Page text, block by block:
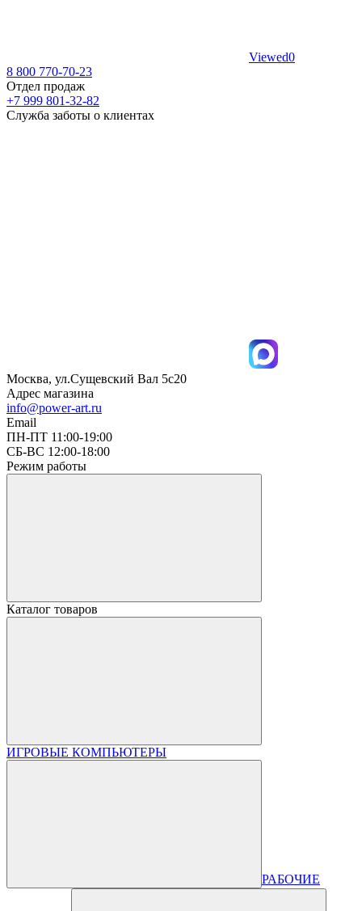
Viewed0
8 800 770-70-23
Отдел продаж
+7 999 801-32-82
Служба заботы о клиентах
Москва, ул.Сущевский Вал 5с20
Адрес магазина
info@power-art.ru
Email
ПН-ПТ 11:00-19:00
СБ-ВС 12:00-18:00
Режим работы
Каталог товаров
ИГРОВЫЕ КОМПЬЮТЕРЫ
РАБОЧИЕ